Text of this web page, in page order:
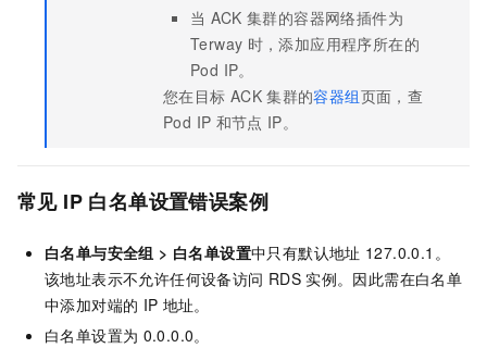
当 ACK 集群的容器网络插件为
Terway 时，添加应用程序所在的
Pod IP。
您在目标 ACK 集群的容器组页面，查
Pod IP 和节点 IP。
常见 IP 白名单设置错误案例
白名单与安全组 > 白名单设置中只有默认地址 127.0.0.1。
该地址表示不允许任何设备访问 RDS 实例。因此需在白名单
中添加对端的 IP 地址。
白名单设置为 0.0.0.0。